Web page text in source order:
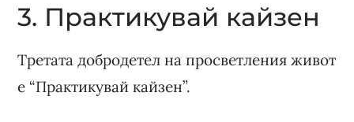
3. Практикувай кайзен
Третата добродетел на просветления живот
е “Практикувай кайзен”.